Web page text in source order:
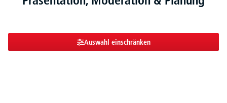
Auswahl einschränken